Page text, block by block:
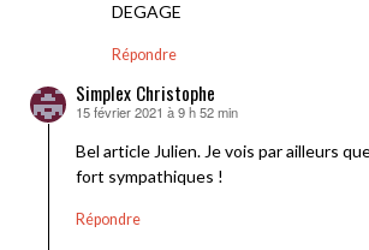
DEGAGE
Répondre
Simplex Christophe
dit :
15 février 2021 à 9 h 52 min
Bel article Julien. Je vois par ailleurs
fort sympathiques !
Répondre